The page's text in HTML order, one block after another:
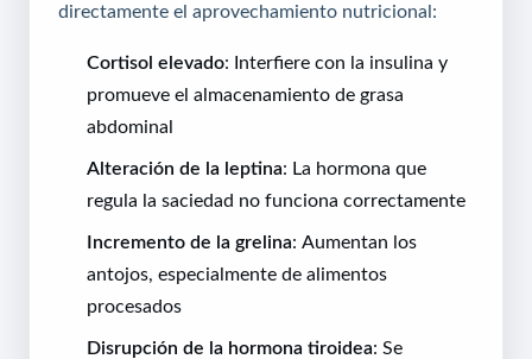
directamente el aprovechamiento nutricional:
Cortisol elevado: Interfiere con la insulina y
promueve el almacenamiento de grasa
abdominal
Alteración de la leptina: La hormona que
regula la saciedad no funciona correctamente
Incremento de la grelina: Aumentan los
antojos, especialmente de alimentos
procesados
Disrupción de la hormona tiroidea: Se